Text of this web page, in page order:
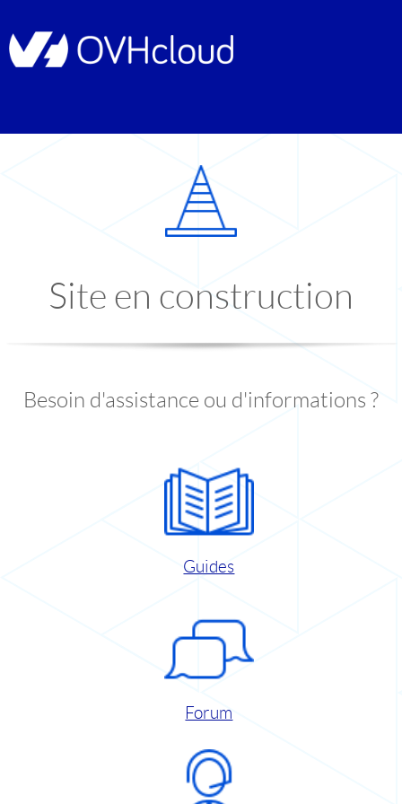
Site en construction
Besoin d'assistance ou d'informations ?
Guides
Forum